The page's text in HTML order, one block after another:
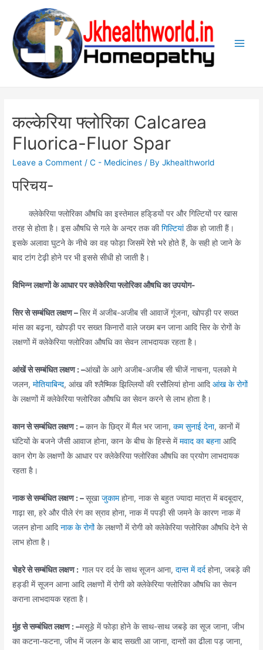
content
कल्केरिया फ्लोरिका Calcarea
Fluorica-Fluor Spar
Leave a Comment /C - Medicines / ByJkhealthworld
परिचय-
क्लेकेरिया फ्लोरिका औषधि का इस्तेमाल हडि्डयों पर और गिल्टियों पर खास
तरह से होता है। इस औषधि से गले के अन्दर तक कीगिल्टियांठीक हो जाती हैं।
इसके अलावा घुटने के नीचे का वह फोड़ा जिसमें रेशे भरे होते हैं, के सही हो जाने के
बाद टांग टेढ़ी होने पर भी इससे सीधी हो जाती है।
विभिन्न लक्षणों के आधार पर क्लेकेरिया फ्लोरिका औषधि का उपयोग-
सिर से सम्बंधित लक्षण –सिर में अजीब-अजीब सी आवाजें गूंजना, खोपड़ी पर सख्त
मांस का बढ़ना, खोपड़ी पर सख्त किनारों वाले जख्म बन जाना आदि सिर के रोगों के
लक्षणों में क्लेकेरिया फ्लोरिका औषधि का सेवन लाभदायक रहता है।
आंखें से सम्बंधित लक्षण : –आंखों के आगे अजीब-अजीब सी चीजें नाचना, पलको मे
जलन,मोतियाबिन्द, आंख की श्लैष्मिक झिल्लियों की रसौलियां होना आदिआंख के रोगों
के लक्षणों में क्लेकेरिया फ्लोरिका औषधि का सेवन करने से लाभ होता है।
कान से सम्बंधित लक्षण : –कान के छिद्र में मैल भर जाना,कम सुनाई देना, कानों में
घंटियों के बजने जैसी आवाज होना, कान के बीच के हिस्से मेंमवाद का बहनाआदि
कान रोग के लक्षणों के आधार पर क्लेकेरिया फ्लोरिका औषधि का प्रयोग लाभदायक
रहता है।
नाक से सम्बंधित लक्षण : –सूखाजुकामहोना, नाक से बहुत ज्यादा मात्रा में बदबूदार,
गाढ़ा सा, हरे और पीले रंग का स्राव होना, नाक में पपड़ी सी जमने के कारण नाक में
जलन होना आदि नाक के रोगोंके लक्षणों में रोगी को क्लेकेरिया फ्लोरिका औषधि देने से
लाभ होता है।
चेहरे से सम्बंधित लक्षण :गाल पर दर्द के साथ सूजन आना,दान्त में दर्दहोना, जबड़े की
हड्डी में सूजन आना आदि लक्षणों में रोगी को क्लेकेरिया फ्लोरिका औषधि का सेवन
कराना लाभदायक रहता है।
मुंह से सम्बंधित लक्षण : –मसूड़े में फोड़ा होने के साथ-साथ जबड़े का सूज जाना, जीभ
का कटना-फटना, जीभ में जलन के बाद सख्ती आ जाना, दान्तों का ढीला पड़ जाना,